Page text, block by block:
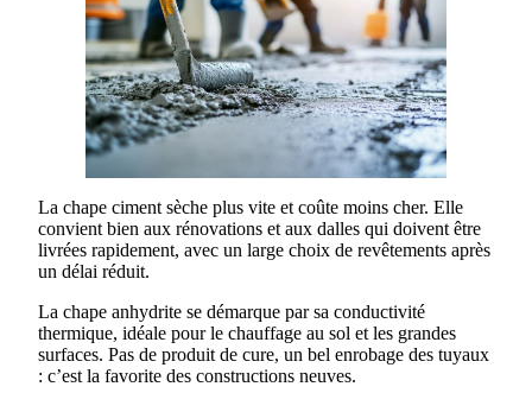
La chape ciment sèche plus vite et coûte moins cher. Elle
convient bien aux rénovations et aux dalles qui doivent être
livrées rapidement, avec un large choix de revêtements après
un délai réduit.
La chape anhydrite se démarque par sa conductivité
thermique, idéale pour le chauffage au sol et les grandes
surfaces. Pas de produit de cure, un bel enrobage des tuyaux
: c’est la favorite des constructions neuves.